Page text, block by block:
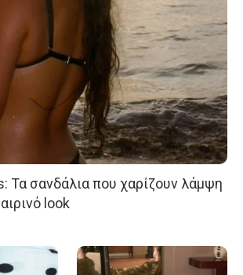
Τα σανδάλια που χαρίζουν λάμψη
look